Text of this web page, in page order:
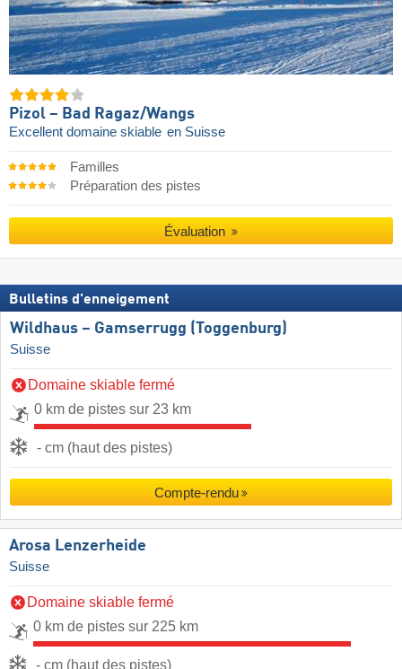
Pizol – Bad Ragaz/​Wangs
Excellent domaine skiable en Suisse
Familles
Préparation des pistes
Évaluation
Bulletins d'enneigement
Wildhaus – Gamserrugg (Toggenburg)
Suisse
Domaine skiable fermé
0 km de pistes sur 23 km
- cm (haut des pistes)
Compte-rendu
Arosa Lenzerheide
Suisse
Domaine skiable fermé
0 km de pistes sur 225 km
- cm (haut des pistes)